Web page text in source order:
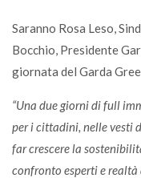
Saranno Rosa Leso,
Bocchio, Presidente
giornata del Garda
“Una due giorni di full
per i cittadini, nelle vesti
far crescere la
confronto esperti e